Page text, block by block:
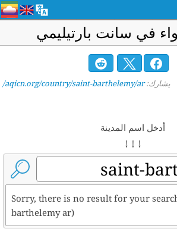
في سانت بارتيليمي
يشارك:aqicn.org/country/saint-barthelemy/ar/
أدخل اسم المدينة
↓ ↓ ↓
Sorry, there is no result for your
barthelemy ar)